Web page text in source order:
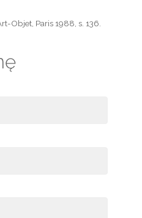
Objet, Paris 1988, s. 136.